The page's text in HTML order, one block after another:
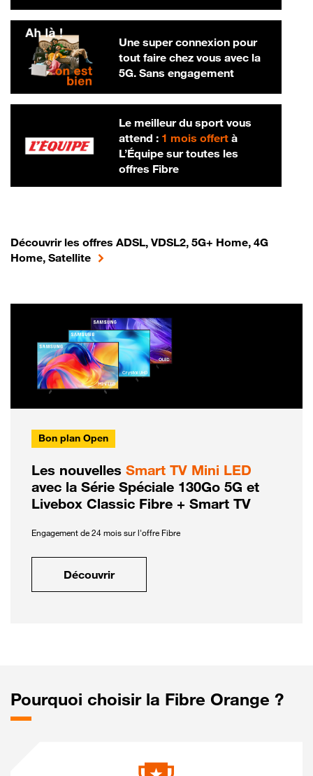
Une super connexion pour
tout faire chez vous avec la
5G. Sans engagement
Le meilleur du sport vous
attend : 1 mois offertà
L’Équipe sur toutes les
offres Fibre
Découvrir les offres ADSL, VDSL2, 5G+ Home, 4G
Home, Satellite
Bon plan Open
Les nouvelles Smart TV Mini LED
avec la Série Spéciale 130Go 5G et
Livebox Classic Fibre + Smart TV
Engagement de 24 mois sur l'offre Fibre
Découvrir
Pourquoi choisir la Fibre Orange ?